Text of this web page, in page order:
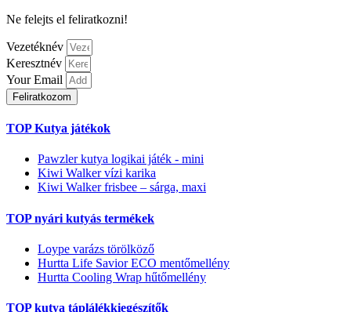
Ne felejts el feliratkozni!
Vezetéknév
Keresztnév
Your Email
Feliratkozom
TOP Kutya játékok
Pawzler kutya logikai játék - mini
Kiwi Walker vízi karika
Kiwi Walker frisbee – sárga, maxi
TOP nyári kutyás termékek
Loype varázs törölköző
Hurtta Life Savior ECO mentőmellény
Hurtta Cooling Wrap hűtőmellény
TOP kutya táplálékkiegészítők